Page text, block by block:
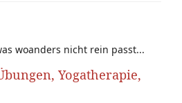
woanders nicht rein passt...
Yogatherapie,